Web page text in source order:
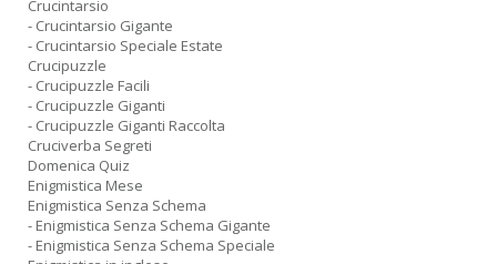
Crucintarsio
- Crucintarsio Gigante
- Crucintarsio Speciale Estate
Crucipuzzle
- Crucipuzzle Facili
- Crucipuzzle Giganti
- Crucipuzzle Giganti Raccolta
Cruciverba Segreti
Domenica Quiz
Enigmistica Mese
Enigmistica Senza Schema
- Enigmistica Senza Schema Gigante
- Enigmistica Senza Schema Speciale